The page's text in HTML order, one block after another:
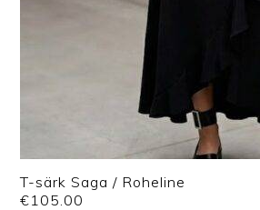
T-särk Saga / Roheline
€105.00